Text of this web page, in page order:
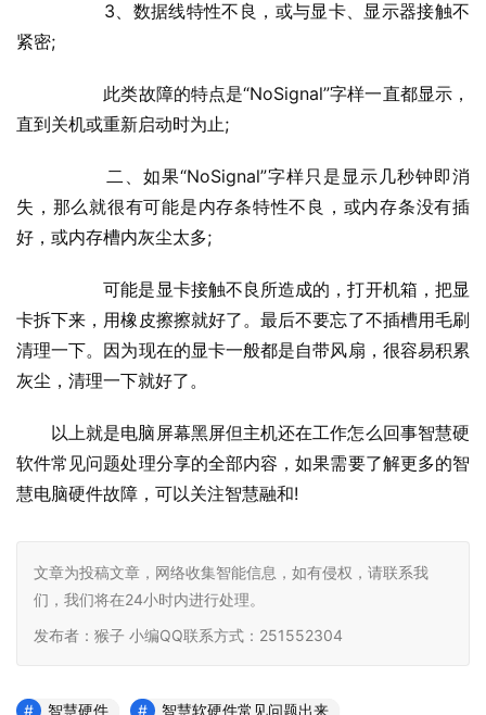
紧密;
直到关机或重新启动时为止;
失，那么就很有可能是内存条特性不良，或内存条没有插
好，或内存槽内灰尘太多;
卡拆下来，用橡皮擦擦就好了。最后不要忘了不插槽用毛刷
清理一下。因为现在的显卡一般都是自带风扇，很容易积累
灰尘，清理一下就好了。
以上就是电脑屏幕黑屏但主机还在工作怎么回事智慧硬
软件常见问题处理分享的全部内容，如果需要了解更多的智
慧电脑硬件故障，可以关注智慧融和
文章为投稿文章，网络收集智能信息，如有侵权，请联系我
们，我们将在24小时内进行处理。
发布者：猴子 小编QQ联系方式：251552304
智慧硬件 智慧软硬件常见问题出来